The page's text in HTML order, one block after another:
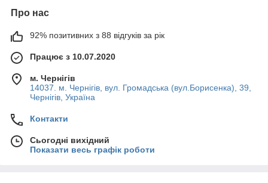
Про нас
92% позитивних з 88 відгуків за рік
Працює з 10.07.2020
м. Чернігів
14037. м. Чернігів, вул. Громадська (вул.Борисенка), 39,
Чернігів, Україна
Контакти
Сьогодні вихідний
Показати весь графік роботи